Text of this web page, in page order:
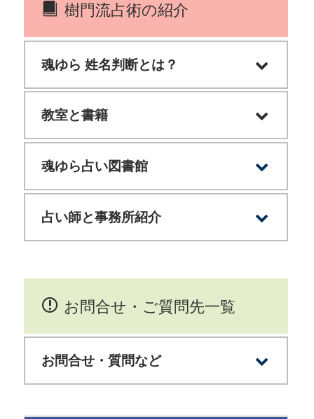
樹門流占術の紹介
魂ゆら 姓名判断とは？
樹門流姓名判断とは？
姓名判断と運勢の遺伝
他の姓名判断との違い
魂ゆら占いの根拠
良い運勢とは？
姓名・手相・家相のつながり
教室と書籍
樹門流姓名判断教室（オンライン・対面）
占聖学 樹門幸宰の書籍
占聖学 書籍のご注文
魂ゆら占い図書館
姓名判断で読み解く事件・著名人
占い師と事務所紹介
お問合せ・ご質問先一覧
お問合せ・質問など